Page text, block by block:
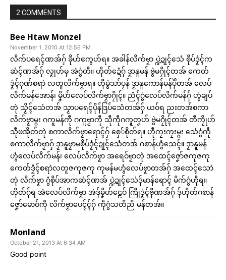
2 COMMENTS
Bee Htaw Monzel
November 1, 2010 At 12:56 PM
လိက်ပရေၚ်ဏအ်ဂှ် ခိုဟ်ကွေဟ်ရ။ အခါန်လိက်ဗၟာ ပ္ဍဲဍုၚ်သေံ စိုပ်ဒၟံၚ်က
ဆံၚ်ဏအ်ဂှ် လၟုဟ်မှ အဲဂွံတီ။ ဟိုတ်ဍေံဂှ် ဒၟာနူမန် ဗွဲမဂၠိုၚ်တအ် ကေတ်
ဒၟံၚ်ဂုဏ်စရာဲ လတူလိက်ဗၟာရ။ ဟီုမွဲသာ်ပၠန် ဒၟာနူကောန်မန်ပိုဲတအ် လေပ်
လိက်မန်အောန်၊ မၞိဟ်လေပ်လိက်ဗၟာဂၠိုၚ်။ ညံၚ်ဂွံလေပ်လိက်မန်ဂှ် ဟွံချပ်
တုဲ သၟိၚ်သေံတအ် သၟာပရေၚ်ပိုန်ဒြပ်သေံတအ်ဂှ် ယဝ်ရ ညးတအ်စကာ
လိက်ဗၟာမ္ဂး ဂကူမန်ကီု ဂကူဗၟာကီု သီုကဵုဂကူတၞဟ် ဗွဲမဂၠိုၚ်တအ် တီကၠိုဟ်
သီုဖအိုတ်တုဲ စကာလိက်ဗၟာရောၚ်ဂှ် စှေ်စိုတ်ရ။ ဟီုကၠးကၠးမ္ဂး သေံဂွံကဵု
စကာလိက်ဗၟာဂှ် ဒၟာနူဗၟာမစိုပ်ဒၟံၚ်ဍုၚ်သေံတအ် ဂစာန်ဟွံသေၚ်။ ဒၟာနူမန်
ဟွံလေပ်လိက်မန်၊ လေပ်လိက်ဗၟာ အရေဝ်ဗၟာတုဲ အထေၚ်ဇၞော်ဇကုဇကု
ကေတ်ဒၟံၚ်စရာဲလတူဇကုဇကု ကုမန်မဟွံလေပ်ဗၟာတအ်ဂှ် အထေၚ်သောဲ
တုဲ လိက်ဗၟာ ဂွံစိုပ်အာကဆံၚ်ဏအ် ပ္ဍဲဍုၚ်သေံဒှ်မာန်ရောၚ် မိက်ဂွံဟီုရ။
ဟိုတ်ဂှ်ရ အဲလေပ်လိက်ဗၟာ အဲဒှ်မၞိဟ်ဠေဝ် ကြီုဒၟံၚ်ဗီုဏအ်ဂှ် ဒှ်ဟိုတ်ဂစာန်
ဇၞော်မောဝ်ကဵု လိက်ဗၟာပေၚ်ၚ်ဂှ် ကဵုဂွံသတိညိ မန်တအ်။
Monland
October 21, 2013 At 6:34 AM
Good point